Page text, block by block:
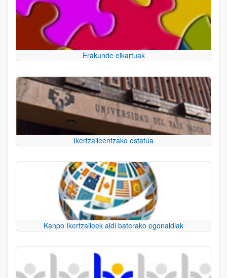
Erakunde elkartuak
Ikertzaileentzako ostatua
Kanpo Ikertzaileek aldi baterako egonaldiak